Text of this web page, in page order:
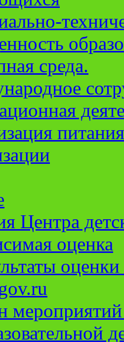
среда.
Центра
оценка